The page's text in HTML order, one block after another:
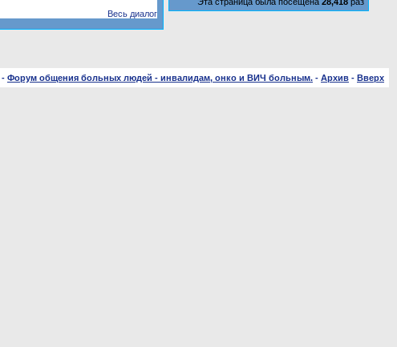
Весь диалог
- Форум общения больных людей - инвалидам, онко и ВИЧ больным. - Архив - Вверх